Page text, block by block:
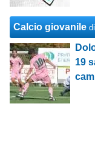
Calcio giovanile
19